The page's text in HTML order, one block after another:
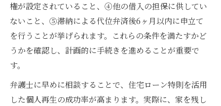
権が設定されていること、④他の借入の担保に供してい
ないこと、⑤滞納による代位弁済後6ヶ月以内に申立て
を行うことが挙げられます。これらの条件を満たすかど
うかを確認し、計画的に手続きを進めることが重要で
す。
弁護士に早めに相談することで、住宅ローン特則を活用
した個人再生の成功率が高まります。実際に、家を残し